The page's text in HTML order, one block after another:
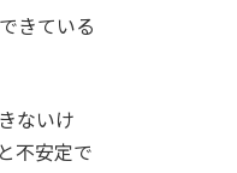
きている
ないけ
不安定で